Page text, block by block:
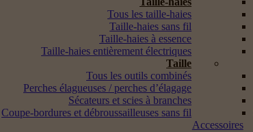
Tous les taille-haies
Taille-haies sans fil
Taille-haies à essence
Taille-haies entièrement électriques
Taille
Tous les outils combinés
Perches élagueuses / perches d’élagage
Sécateurs et scies à branches
Coupe-bordures et débroussailleuses sans fil
Accessoires